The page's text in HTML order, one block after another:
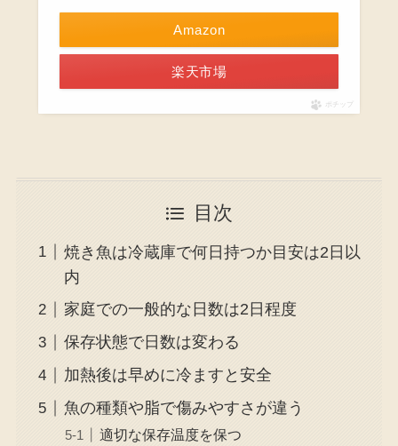
Amazon
楽天市場
ポチップ
目次
焼き魚は冷蔵庫で何日持つか目安は2日以
内
家庭での一般的な日数は2日程度
保存状態で日数は変わる
加熱後は早めに冷ますと安全
魚の種類や脂で傷みやすさが違う
適切な保存温度を保つ